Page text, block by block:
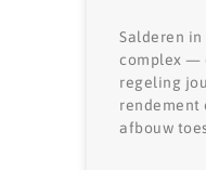
Salderen
complex —
regeling
rendement
afbouw